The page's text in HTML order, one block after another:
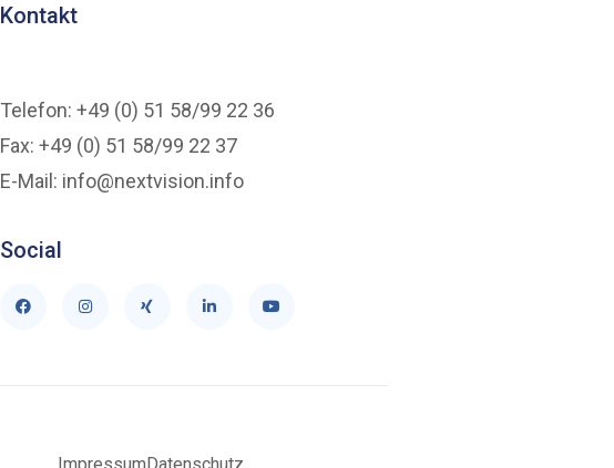
Kontakt
Telefon: +49 (0) 51 58/99 22 36
Fax: +49 (0) 51 58/99 22 37
E-Mail: info@nextvision.info
Social